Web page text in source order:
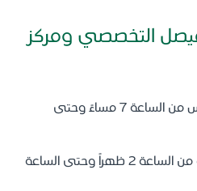
التخصصي ومركز
من يوم الأحد إلى يوم الخميس من الساعة 7 مساءً وحتى
وفي يومي الجمعة والسبت من الساعة 2 ظهراً وحتى الساعة